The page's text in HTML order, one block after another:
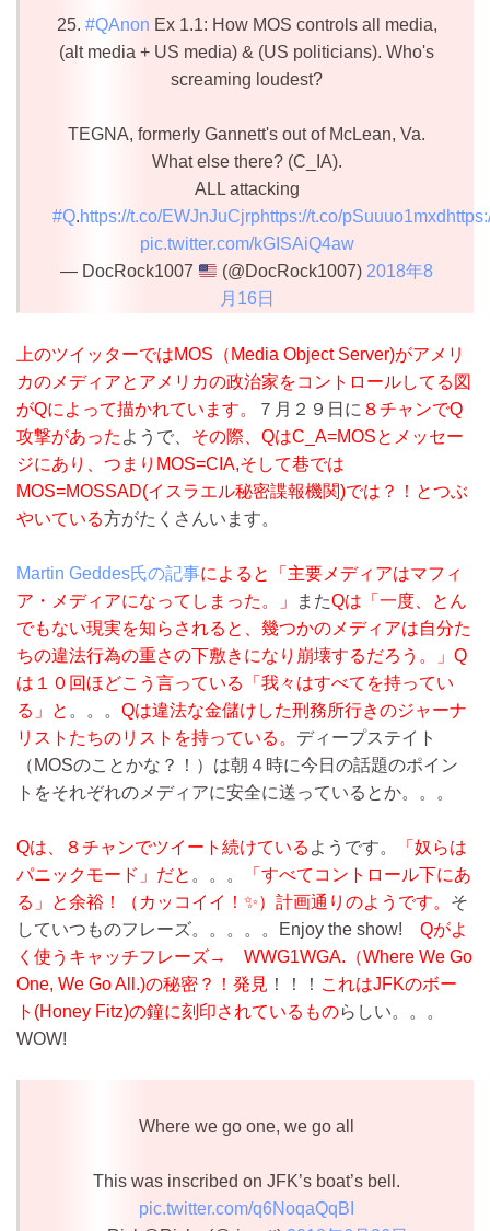
25. #QAnon Ex 1.1: How MOS controls all media,
(alt media + US media) & (US politicians). Who's
screaming loudest?
TEGNA, formerly Gannett's out of McLean, Va.
What else there? (C_IA).
ALL attacking
#Q.https://t.co/EWJnJuCjrphttps://t.co/pSuuuo1mxd
pic.twitter.com/kGISAiQ4aw
— DocRock1007
(@DocRock1007) 2018年8
月16日
上のツイッターではMOS（Media Object Server)がアメリ
カのメディアとアメリカの政治家をコントロールしてる図
がQによって描かれています。
７月２９日に ８チャンでQ
攻撃があった ようで、 その際、QはC_A=MOSとメッセー
ジにあり、つまりMOS=CIA,そして巷では
MOS=MOSSAD(イスラエル秘密諜報機関)では？！とつぶ
やいている方がたくさんいます。
Martin Geddes氏の記事によると「主要メディアはマフィ
ア・メディアになってしまった。」
またQは「一度、とん
でもない現実を知らされると、幾つかのメディアは自分た
ちの違法行為の重さの下敷きになり崩壊するだろう。」Q
は１０回ほどこう言っている「我々はすべてを持ってい
る」と 。。。 Qは違法な金儲けした刑務所行きのジャーナ
リストたちのリストを持っている。 ディープステイト
（MOSのことかな？！）は朝４時に今日の話題のポイン
トをそれぞれのメディアに安全に送っているとか。。。
Qは、８チャンでツイート続けている ようです。
「奴らは
パニックモード」だと 。。。
「すべてコントロール下にあ
る」と余裕！（カッコイイ！✨）計画通りのようです。 そ
していつものフレーズ。。。。。Enjoy the show! Qがよ
く使うキャッチフレーズ→ WWG1WGA.（Where We Go
One, We Go All.)の秘密？！発見 ！！！ これはJFKのボー
ト(Honey Fitz)の鐘に刻印されているものらしい。。。
WOW!
Where we go one, we go all
This was inscribed on JFK’s boat’s bell.
pic.twitter.com/q6NoqaQqBI